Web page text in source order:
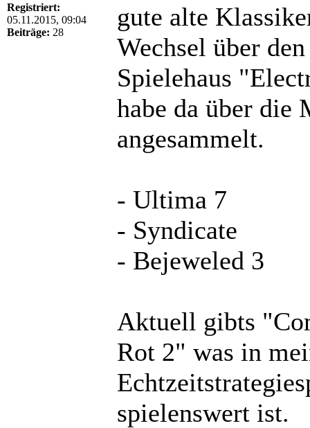
Registriert:
05.11.2015, 09:04
Beiträge: 28
gute alte
Wechsel über
Spielehaus
habe da über die
angesammelt.
- Ultima 7
- Syndicate
- Bejeweled 3
Aktuell gibts
Rot 2" was in
spielenswert ist.